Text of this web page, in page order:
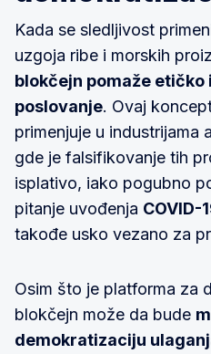
Kada se sledljivost
uzgoja ribe i morskih
blokčejn pomaže
poslovanje. Ovaj
primenjuje u industrijama
gde je falsifikovanje tih
isplativo, iako pogubno
pitanje uvođenja COVID-
takođe usko vezano za
Osim što je platforma za
blokčejn može da bude
demokratizaciju